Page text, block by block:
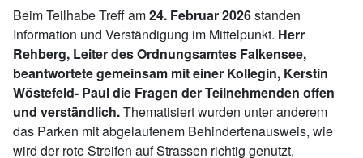
Beim Teilhabe Treff am24. Februar 2026standen
Information und Verständigung im Mittelpunkt. Herr
Rehberg, Leiter des Ordnungsamtes Falkensee,
beantwortete gemeinsam mit einer Kollegin, Kerstin
Wöstefeld- Paul die Fragen der Teilnehmenden offen
und verständlich.Thematisiert wurden unter anderem
das Parken mit abgelaufenem Behindertenausweis, wie
wird der rote Streifen auf Strassen richtig genutzt,